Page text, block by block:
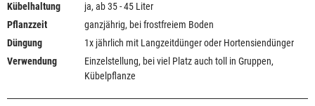
Kübelhaltung
ja, ab 35 - 45 Liter
Pflanzzeit
ganzjährig, bei frostfreiem Boden
Düngung
1x jährlich mit Langzeitdünger oder Hortensiendünger
Verwendung
Einzelstellung, bei viel Platz auch toll in Gruppen,
Kübelpflanze